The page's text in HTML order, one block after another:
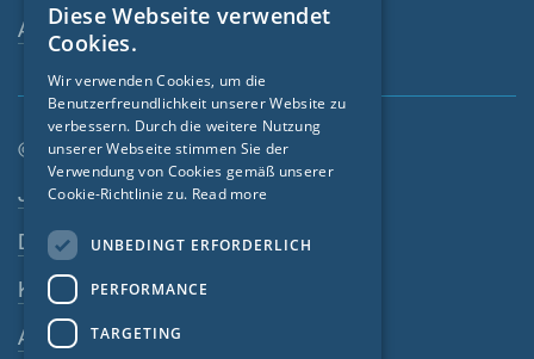
Ansprechperson
© SIGA 2026
Footer-Navigation
Jobs
Datenschutz
Kontakt
AGB
ENGLISH
FRENCH
CZECH
Diese Webseite verwendet
Cookies.
Wir verwenden Cookies, um die
Benutzerfreundlichkeit unserer Website zu
verbessern. Durch die weitere Nutzung
unserer Webseite stimmen Sie der
Verwendung von Cookies gemäß unserer
Cookie-Richtlinie zu. Read more
UNBEDINGT ERFORDERLICH
PERFORMANCE
TARGETING